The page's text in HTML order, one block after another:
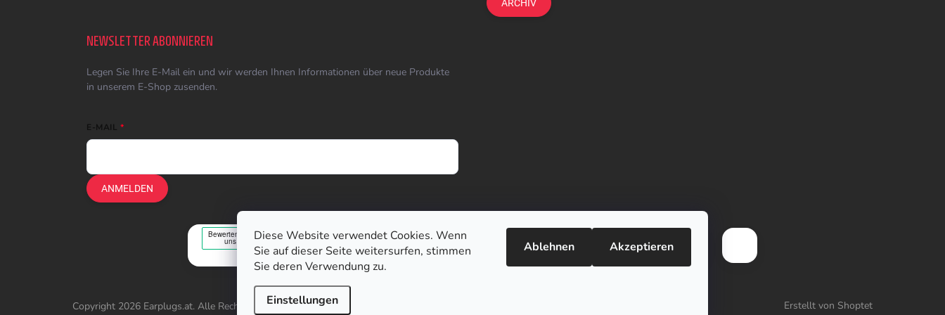
Diese Website verwendet Cookies. Wenn
Sie auf dieser Seite weitersurfen, stimmen
Sie deren Verwendung zu.
Einstellungen
Ablehnen Akzeptieren
ARCHIV
NEWSLETTER ABONNIEREN
Legen Sie Ihre E-Mail ein und wir werden Ihnen Informationen über neue Produkte
in unserem E-Shop zusenden.
E-MAIL
ANMELDEN
Erstellt von Shoptet
Copyright 2026 Earplugs.at. Alle Rechte vorbehalten.